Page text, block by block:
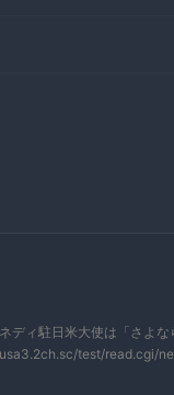
ディ駐日米大使は「さよな
test/read.cgi/